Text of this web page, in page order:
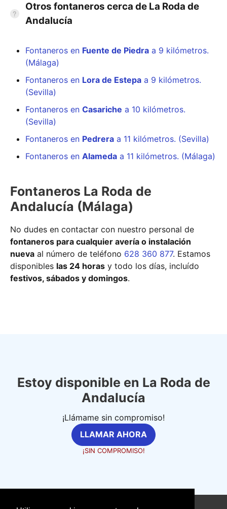
Otros fontaneros cerca de La Roda de
Andalucía
Fontaneros en Fuente de Piedra a 9 kilómetros.
(Málaga)
Fontaneros en Lora de Estepa a 9 kilómetros.
(Sevilla)
Fontaneros en Casariche a 10 kilómetros.
(Sevilla)
Fontaneros en Pedrera a 11 kilómetros. (Sevilla)
Fontaneros en Alameda a 11 kilómetros. (Málaga)
Fontaneros La Roda de
Andalucía (Málaga)
No dudes en contactar con nuestro personal de
fontaneros para cualquier avería o instalación
nueva al número de teléfono 628 360 877. Estamos
disponibles las 24 horas y todo los días, incluído
festivos, sábados y domingos.
Estoy disponible en La Roda de
Andalucía
¡Llámame sin compromiso!
LLAMAR AHORA
¡SIN COMPROMISO!